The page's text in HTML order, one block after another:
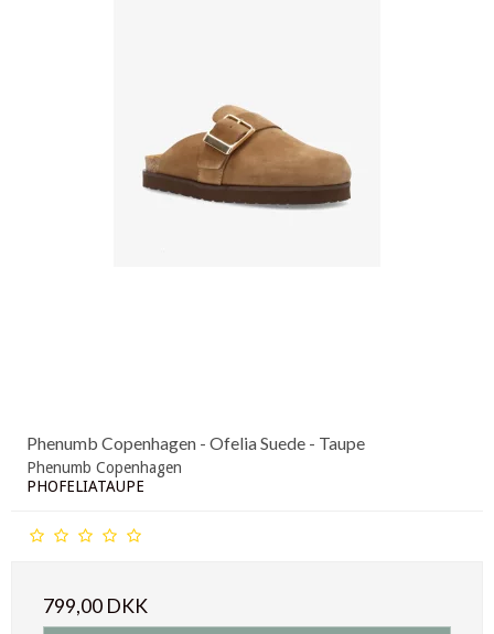
Phenumb Copenhagen - Ofelia Suede - Taupe
Phenumb Copenhagen
PHOFELIATAUPE
799,00 DKK